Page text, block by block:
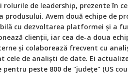
rolurile de leadership, prezente în
produsului. Avem două echipe de
cu dezvoltarea platformei și a
clienții, iar cea de-a doua
și colaborează frecvent cu
cele de analiști de date. Ei
pentru peste 800 de "județe" (US